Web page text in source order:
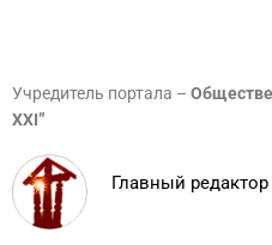
Учредитель портала –
XXI”
Главный